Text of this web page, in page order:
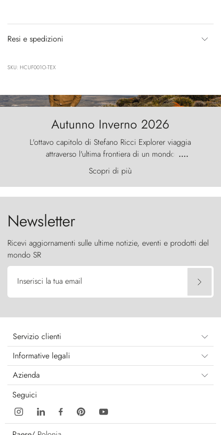
Resi e spedizioni
SKU: HCUF001O-TEX
Autunno Inverno 2026
L'ottavo capitolo di Stefano Ricci Explorer viaggia
attraverso l'ultima frontiera di un mondo
primordiale, dove il vento scolpisce la natura con
furia ancestrale e le Torres del Paine sfidano il
cielo come sentinelle di pietra.
....
Scopri di più
Newsletter
Ricevi aggiornamenti sulle ultime notizie, eventi e prodotti del
mondo SR
Inserisci la tua email
Servizio clienti
Informative legali
Azienda
Seguici